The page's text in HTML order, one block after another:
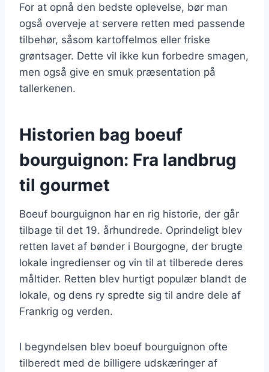
For at opnå den bedste oplevelse, bør man
også overveje at servere retten med passende
tilbehør, såsom kartoffelmos eller friske
grøntsager. Dette vil ikke kun forbedre smagen,
men også give en smuk præsentation på
tallerkenen.
Historien bag boeuf
bourguignon: Fra landbrug
til gourmet
Boeuf bourguignon har en rig historie, der går
tilbage til det 19. århundrede. Oprindeligt blev
retten lavet af bønder i Bourgogne, der brugte
lokale ingredienser og vin til at tilberede deres
måltider. Retten blev hurtigt populær blandt de
lokale, og dens ry spredte sig til andre dele af
Frankrig og verden.
I begyndelsen blev boeuf bourguignon ofte
tilberedt med de billigere udskæringer af